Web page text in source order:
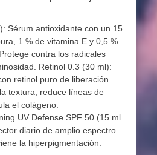
Sérum antioxidante con un 15
1 % de vitamina E y 0,5 %
contra los radicales
Retinol 0.3 (30 ml):
retinol puro de liberación
textura, reduce líneas de
el colágeno.
UV Defense SPF 50 (15 ml
diario de amplio espectro
la hiperpigmentación.